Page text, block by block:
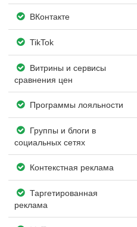
ВКонтакте
TikTok
Витрины и сервисы
сравнения цен
Программы лояльности
Группы и блоги в
социальных сетях
Контекстная реклама
Таргетированная
реклама